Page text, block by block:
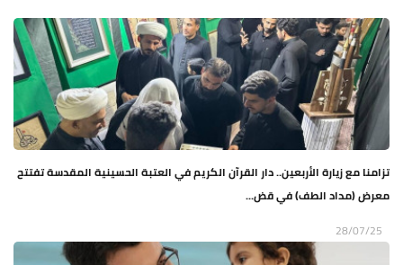
تزامنا مع زيارة الأربعين.. دار القرآن الكريم في العتبة الحسينية المقدسة تفتتح
معرض (مداد الطف) في قض...
28/07/25